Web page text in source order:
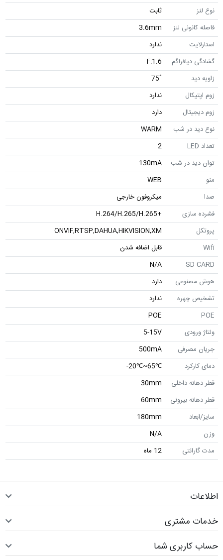
نوع لنز
ثابت
فاصله کانونی لنز
3.6mm
استارلایت
ندارد
گشادگی دیافراگم
F:1.6
زاویه دید
˚75
زوم اپتیکال
ندارد
زوم دیجیتال
دارد
نوع دید در شب
WARM
تعداد LED
2
توان دید در شب
130mA
منو
WEB
صدا
میکروفون خارجی
فشرده سازی
+H.264/H.265/H.265
پروتکل
ONVIF,RTSP,DAHUA,HIKVISION,XM
Wifi
قابل اضافه شدن
SD CARD
N/A
هوش مصنوعی
دارد
تشخیص چهره
ندارد
POE
POE
ولتاژ ورودی
5-15V
جریان مصرفی
500mA
دمای کارکرد
℃65~℃20-
قطر دهانه داخلی
30mm
قطر دهانه بیرونی
60mm
سایز/ابعاد
180mm
وزن
N/A
مدت گارانتی
12 ماه
اطلاعات
خدمات مشتری
حساب کاربری شما